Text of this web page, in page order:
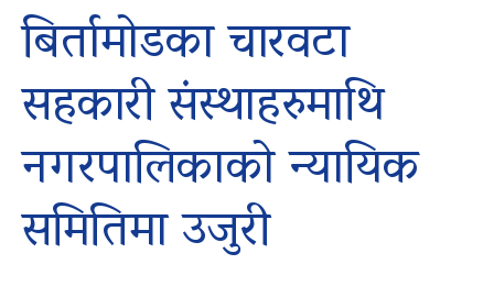
बिर्तामोडका चारवटा
सहकारी संस्थाहरुमाथि
नगरपालिकाको न्यायिक
समितिमा उजुरी